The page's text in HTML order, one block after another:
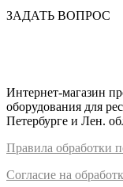
ЗАДАТЬ ВОПРОС
Интернет-магазин
оборудования для
Петербурге и Лен.
Правила обработки
Согласие на